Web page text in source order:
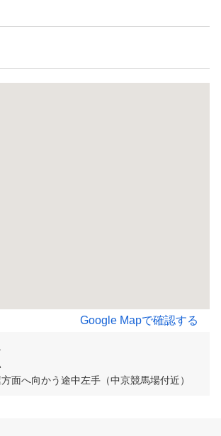
Google Mapで確認する
面へ向かう途中左手（中京競馬場付近）